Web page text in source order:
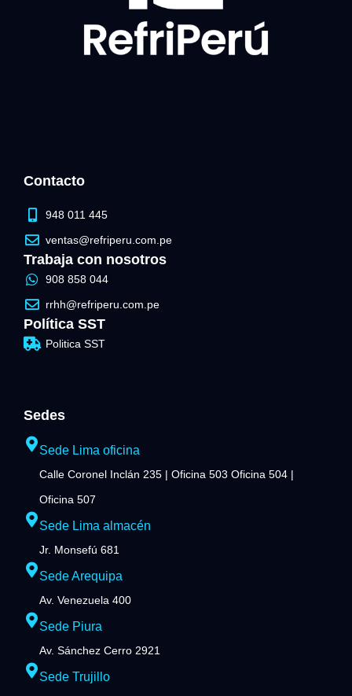
Contacto
948 011 445
ventas@refriperu.com.pe
Trabaja con nosotros
908 858 044
rrhh@refriperu.com.pe
Política SST
Politica SST
Sedes
Sede Lima oficina
Calle Coronel Inclán 235 | Oficina 503 Oficina 504 |
Oficina 507
Sede Lima almacén
Jr. Monsefú 681
Sede Arequipa
Av. Venezuela 400
Sede Piura
Av. Sánchez Cerro 2921
Sede Trujillo